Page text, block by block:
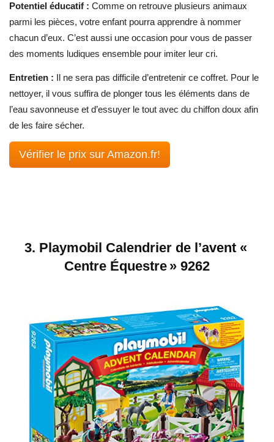
Potentiel éducatif : Comme on retrouve plusieurs animaux
parmi les pièces, votre enfant pourra apprendre à nommer
chacun d’eux. C’est aussi une occasion pour vous de passer
des moments ludiques ensemble pour imiter leur cri.
Entretien : Il ne sera pas difficile d’entretenir ce coffret. Pour le
nettoyer, il vous suffira de plonger tous les éléments dans de
l’eau savonneuse et d’essuyer le tout avec du chiffon doux afin
de les faire sécher.
Vérifier le prix sur Amazon.fr!
3. Playmobil Calendrier de l’avent «
Centre Équestre » 9262